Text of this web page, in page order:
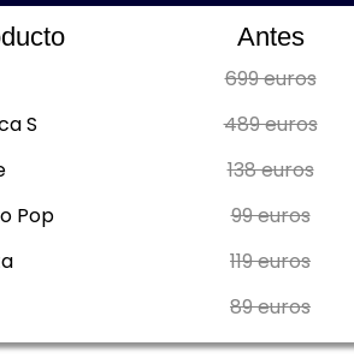
Antes
699 euros
S 489 euros
138 euros
Pop 99 euros
119 euros
89 euros